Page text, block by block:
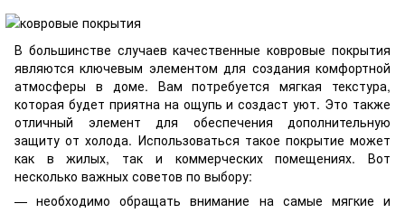
В большинстве случаев качественные ковровые покрытия
являются ключевым элементом для создания комфортной
атмосферы в доме. Вам потребуется мягкая текстура,
которая будет приятна на ощупь и создаст уют. Это также
отличный элемент для обеспечения дополнительную
защиту от холода. Использоваться такое покрытие может
как в жилых, так и коммерческих помещениях. Вот
несколько важных советов по выбору:
необходимо обращать внимание на самые мягкие и